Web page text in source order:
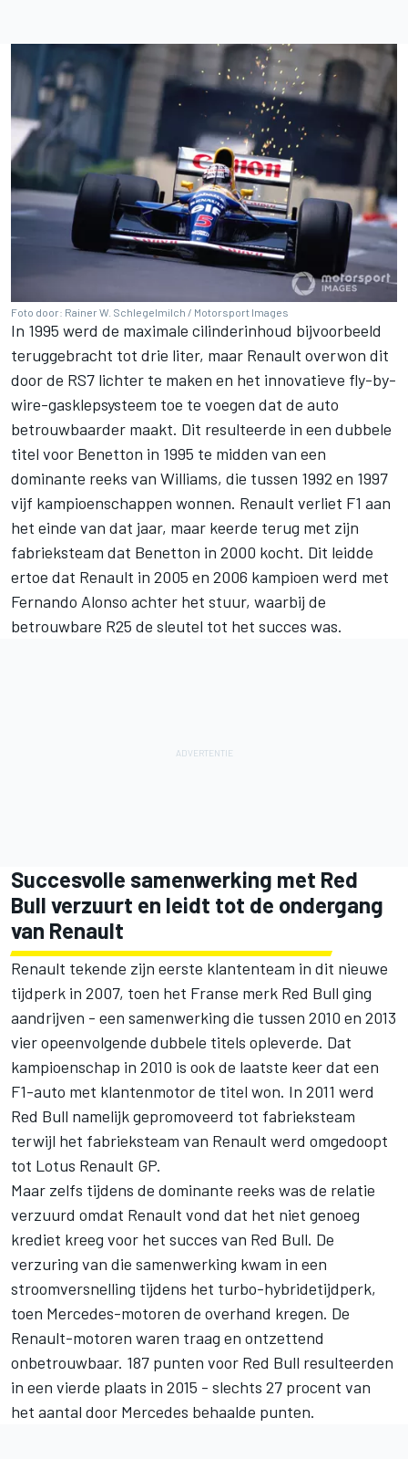
Foto door: Rainer W. Schlegelmilch / Motorsport Images
In 1995 werd de maximale cilinderinhoud bijvoorbeeld
teruggebracht tot drie liter, maar Renault overwon dit
door de RS7 lichter te maken en het innovatieve fly-by-
wire-gasklepsysteem toe te voegen dat de auto
betrouwbaarder maakt. Dit resulteerde in een dubbele
titel voor Benetton in 1995 te midden van een
dominante reeks van Williams, die tussen 1992 en 1997
vijf kampioenschappen wonnen. Renault verliet F1 aan
het einde van dat jaar, maar keerde terug met zijn
fabrieksteam dat Benetton in 2000 kocht. Dit leidde
ertoe dat Renault in 2005 en 2006 kampioen werd met
Fernando Alonso achter het stuur, waarbij de
betrouwbare R25 de sleutel tot het succes was.
Succesvolle samenwerking met Red
Bull verzuurt en leidt tot de ondergang
van Renault
Renault tekende zijn eerste klantenteam in dit nieuwe
tijdperk in 2007, toen het Franse merk Red Bull ging
aandrijven - een samenwerking die tussen 2010 en 2013
vier opeenvolgende dubbele titels opleverde. Dat
kampioenschap in 2010 is ook de laatste keer dat een
F1-auto met klantenmotor de titel won. In 2011 werd
Red Bull namelijk gepromoveerd tot fabrieksteam
terwijl het fabrieksteam van Renault werd omgedoopt
tot Lotus Renault GP.
Maar zelfs tijdens de dominante reeks was de relatie
verzuurd omdat Renault vond dat het niet genoeg
krediet kreeg voor het succes van Red Bull. De
verzuring van die samenwerking kwam in een
stroomversnelling tijdens het turbo-hybridetijdperk,
toen Mercedes-motoren de overhand kregen. De
Renault-motoren waren traag en ontzettend
onbetrouwbaar. 187 punten voor Red Bull resulteerden
in een vierde plaats in 2015 - slechts 27 procent van
het aantal door Mercedes behaalde punten.